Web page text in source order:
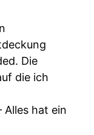
Die
die ich
hat ein